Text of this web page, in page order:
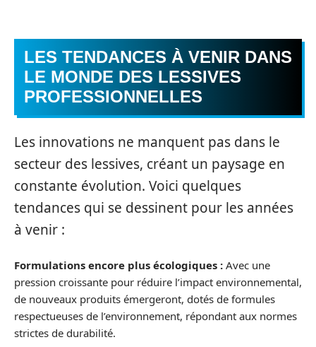
LES TENDANCES À VENIR DANS
LE MONDE DES LESSIVES
PROFESSIONNELLES
Les innovations ne manquent pas dans le
secteur des lessives, créant un paysage en
constante évolution. Voici quelques
tendances qui se dessinent pour les années
à venir :
Formulations encore plus écologiques : Avec une
pression croissante pour réduire l’impact environnemental,
de nouveaux produits émergeront, dotés de formules
respectueuses de l’environnement, répondant aux normes
strictes de durabilité.